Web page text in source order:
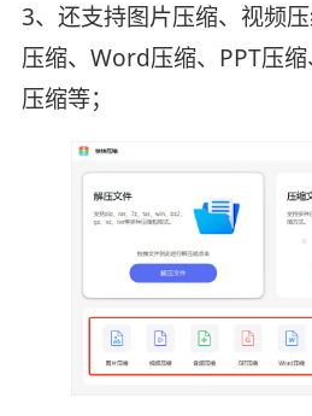
3、还支持图片压缩、视频
压缩、Word压缩、PPT压
压缩等；